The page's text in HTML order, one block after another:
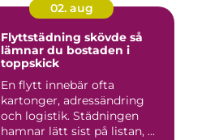
02. aug
Flyttstädning skövde så
lämnar du bostaden i
toppskick
En flytt innebär ofta
kartonger, adressändring
och logistik. Städningen
hamnar lätt sist på listan, ...